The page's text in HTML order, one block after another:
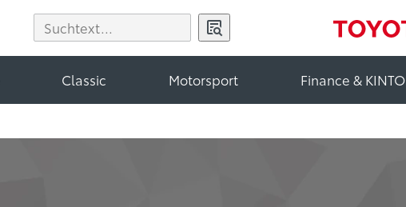
Classic Motorsport Finance & KINTO